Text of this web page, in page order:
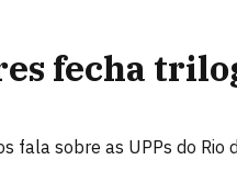
fecha
fala sobre as UPPs do Rio